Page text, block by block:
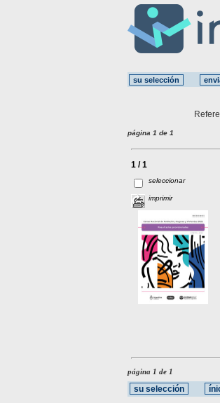
página 1 de 1
1 / 1
seleccionar
imprimir
página 1 de 1